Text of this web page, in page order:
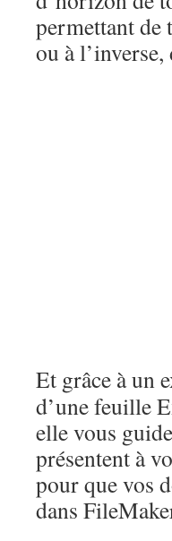
permettant de
ou à
Et grâce à un
d’une feuille
elle vous
présentent à
pour que vos
dans